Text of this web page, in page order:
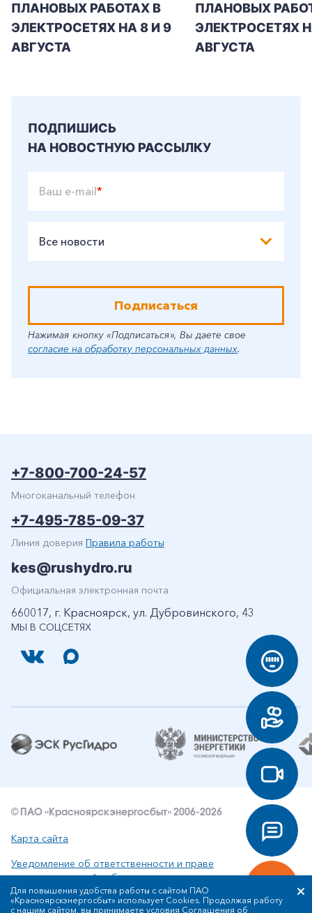
ПЛАНОВЫХ РАБОТАХ В
ЭЛЕКТРОСЕТЯХ НА 8 И 9
АВГУСТА
ПЛАНОВЫХ
ЭЛЕКТРОСЕТЯХ
АВГУСТА
ПОДПИШИСЬ
НА НОВОСТНУЮ РАССЫЛКУ
Ваш e-mail*
Все новости
Подписаться
Нажимая кнопку «Подписаться», Вы даете свое
согласие на обработку персональных данных.
МЫ В СОЦСЕТЯХ
+7-800-700-24-57
Многоканальный телефон
+7-495-785-09-37
Линия доверия Правила работы
kes@rushydro.ru
Официальная электронная почта
660017, г. Красноярск, ул. Дубровинского, 43
© ПАО «Красноярскэнергосбыт» 2006-2026
Карта сайта
Уведомление об ответственности и праве
интеллектуальной собственности
Политика ПАО «Красноярскэнергосбыт» в отношении
Для повышения удобства работы с сайтом ПАО
«Красноярскэнергосбыт» использует Cookies. Продолжая работу
с нашим сайтом, вы принимаете условия Соглашения об